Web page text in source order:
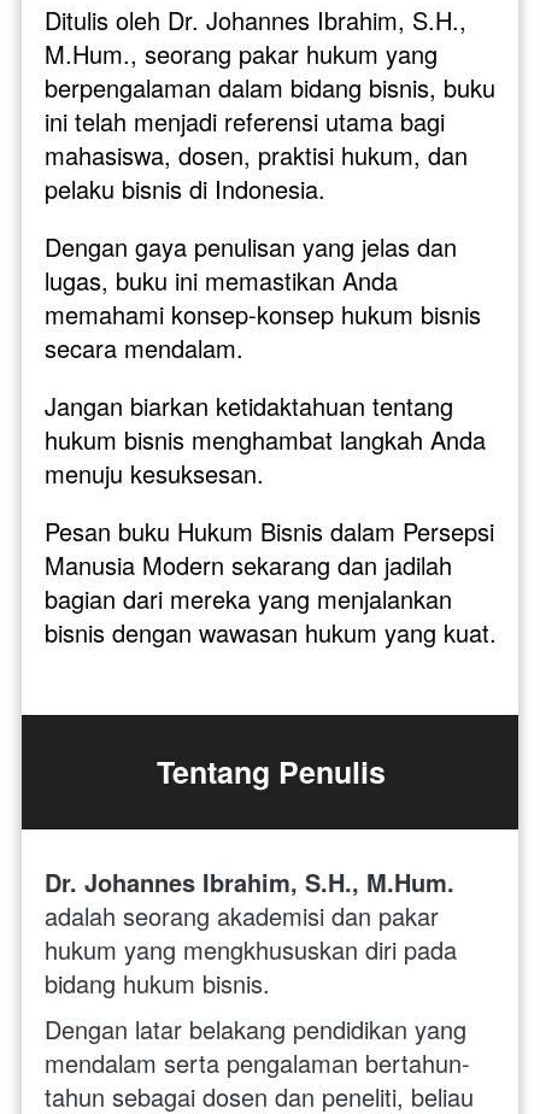
Ditulis oleh Dr. Johannes Ibrahim, S.H.,
M.Hum., seorang pakar hukum yang
berpengalaman dalam bidang bisnis, buku
ini telah menjadi referensi utama bagi
mahasiswa, dosen, praktisi hukum, dan
pelaku bisnis di Indonesia.
Dengan gaya penulisan yang jelas dan
lugas, buku ini memastikan Anda
memahami konsep-konsep hukum bisnis
secara mendalam.
Jangan biarkan ketidaktahuan tentang
hukum bisnis menghambat langkah Anda
menuju kesuksesan.
Pesan buku Hukum Bisnis dalam Persepsi
Manusia Modern sekarang dan jadilah
bagian dari mereka yang menjalankan
bisnis dengan wawasan hukum yang kuat.
Tentang Penulis
Dr. Johannes Ibrahim, S.H., M.Hum.
adalah seorang akademisi dan pakar
hukum yang mengkhususkan diri pada
bidang hukum bisnis.
Dengan latar belakang pendidikan yang
mendalam serta pengalaman bertahun-
tahun sebagai dosen dan peneliti, beliau